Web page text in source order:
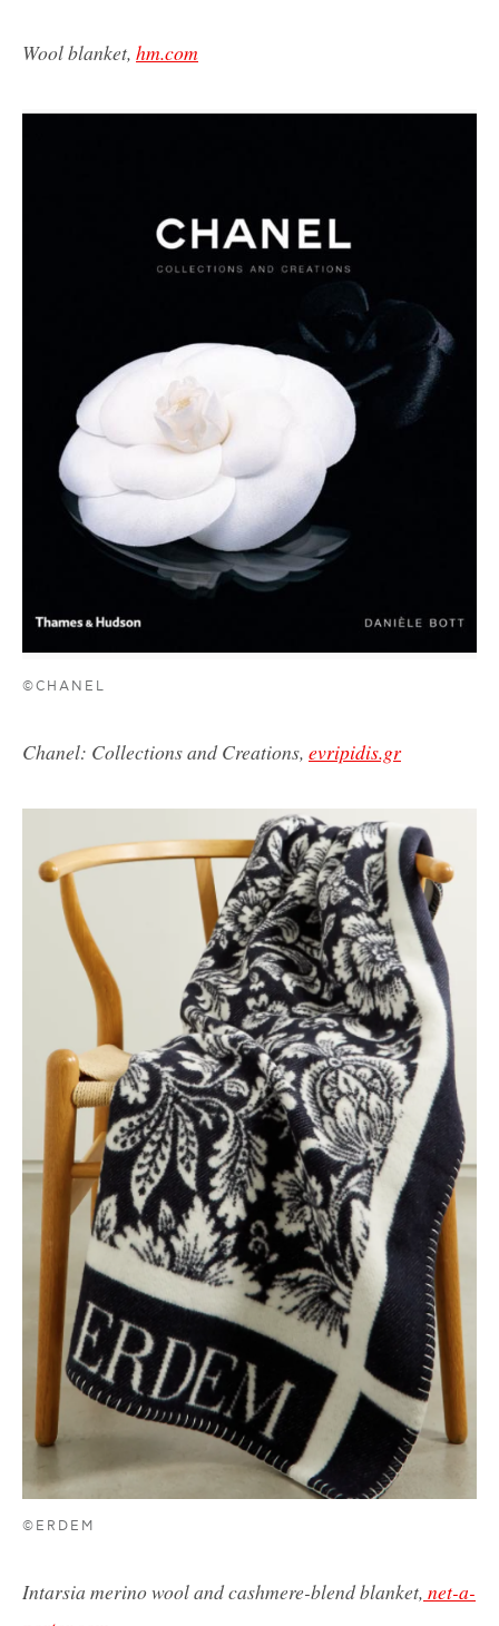
Wool blanket, hm.com
©CHANEL
Chanel: Collections and Creations, evripidis.gr
©ERDEM
Intarsia merino wool and cashmere-blend blanket, net-a-